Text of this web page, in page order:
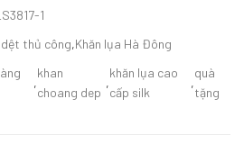
1
dệt thủ công,Khăn lụa Hà Đông
,
khan
choang dep
,
khăn lụa cao
cấp silk
,
quà
tặng